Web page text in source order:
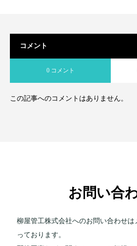
コメント
0 コメント
この記事へのコメントはありません。
お問い合
柳屋管工株式会社へのお問い合わせ
っております。